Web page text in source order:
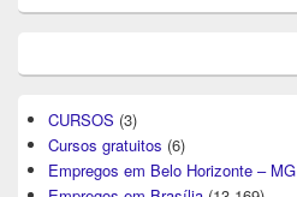
CURSOS (3)
Cursos gratuitos (6)
Empregos em Belo Horizonte – MG